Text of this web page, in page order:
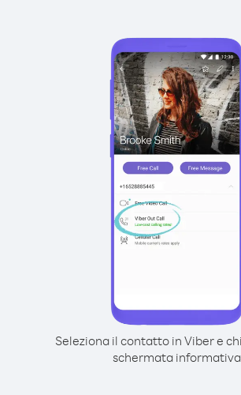
Seleziona il contatto in Viber e
schermata informativa